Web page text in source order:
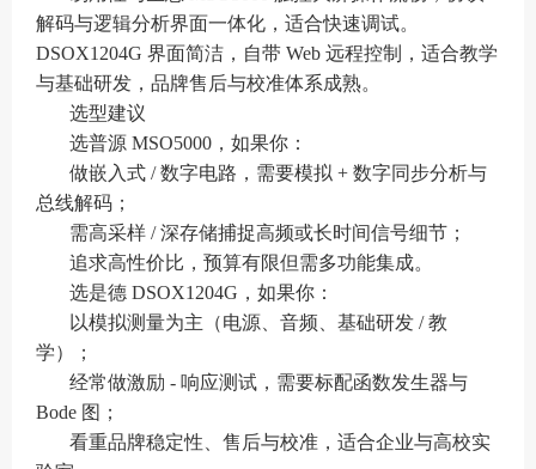
解码与逻辑分析界面一体化，适合快速调试。
DSOX1204G 界面简洁，自带 Web 远程控制，适合教学
与基础研发，品牌售后与校准体系成熟。
选型建议
选普源 MSO5000，如果你：
做嵌入式 / 数字电路，需要模拟 + 数字同步分析与
总线解码；
需高采样 / 深存储捕捉高频或长时间信号细节；
追求高性价比，预算有限但需多功能集成。
选是德 DSOX1204G，如果你：
以模拟测量为主（电源、音频、基础研发 / 教
学）；
经常做激励 - 响应测试，需要标配函数发生器与
Bode 图；
看重品牌稳定性、售后与校准，适合企业与高校实